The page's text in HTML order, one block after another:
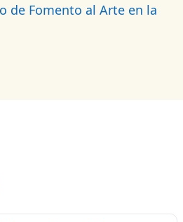
de Fomento al Arte en la